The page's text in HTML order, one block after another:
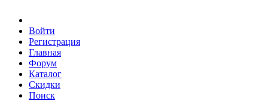
Войти
Регистрация
Главная
Форум
Каталог
Скидки
Поиск